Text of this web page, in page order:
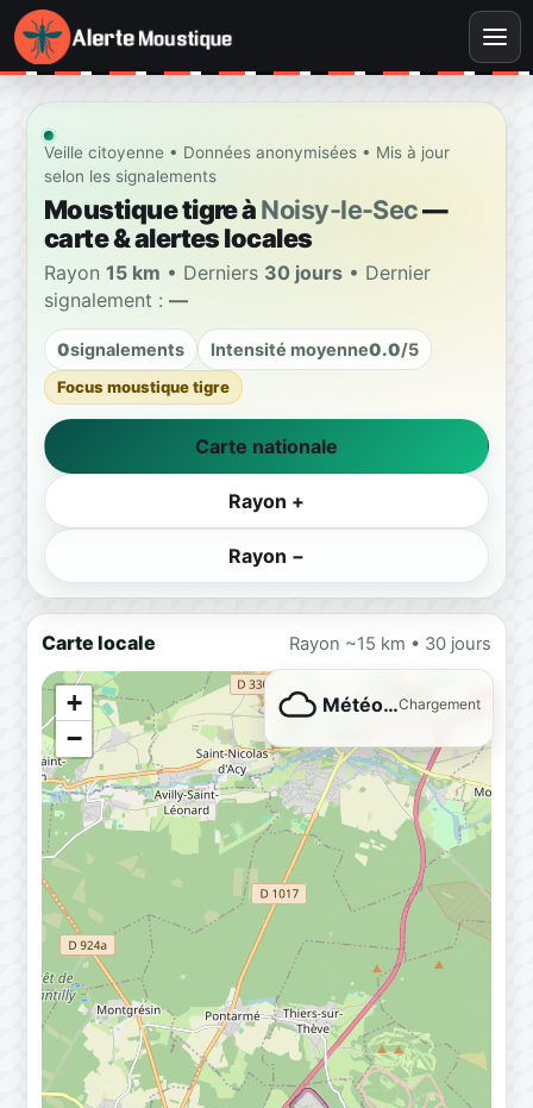
Veille citoyenne • Données anonymisées • Mis à jour
selon les signalements
Moustique tigre àNoisy-le-Sec—
carte & alertes locales
Rayon 15 km • Derniers 30 jours • Dernier
signalement : —
0signalements Intensité moyenne0.0/5
Focus moustique tigre
Carte nationale
Rayon +
Rayon −
Carte locale Rayon ~15 km • 30 jours
+
−
Météo…Chargement